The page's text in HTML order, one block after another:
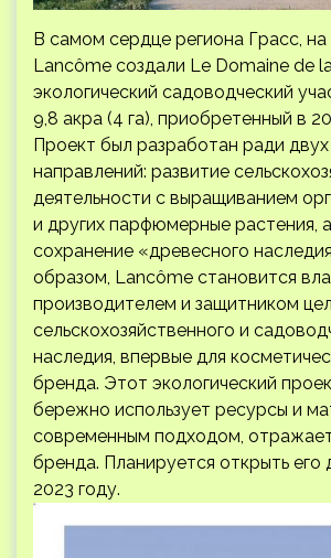
В самом сердце региона Грасс,
Lancôme создали Le Domaine de
экологический садоводческий
9,8 акра (4 га), приобретенный в
Проект был разработан ради
направлений: развитие
деятельности с выращиванием
и других парфюмерные растения,
сохранение «древесного
образом, Lancôme становится
производителем и защитником
сельскохозяйственного и
наследия, впервые для
бренда. Этот экологический
бережно использует ресурсы и
современным подходом,
бренда. Планируется открыть его
2023 году.